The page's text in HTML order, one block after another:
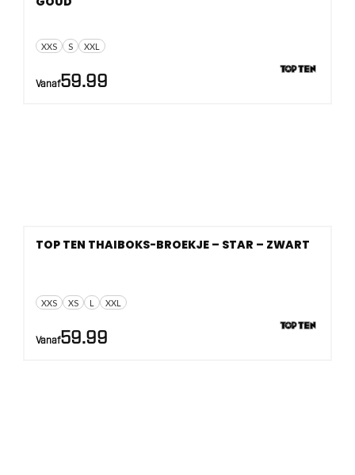
XXS S XXL
Vanaf59.99
XXS XS L XXL
TOP TEN THAIBOKS-BROEKJE – STAR – ZWART
Vanaf59.99